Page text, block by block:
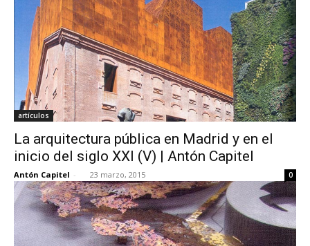
artículos
La arquitectura pública en Madrid y en el
inicio del siglo XXI (V) | Antón Capitel
Antón Capitel - 23 marzo, 2015 0